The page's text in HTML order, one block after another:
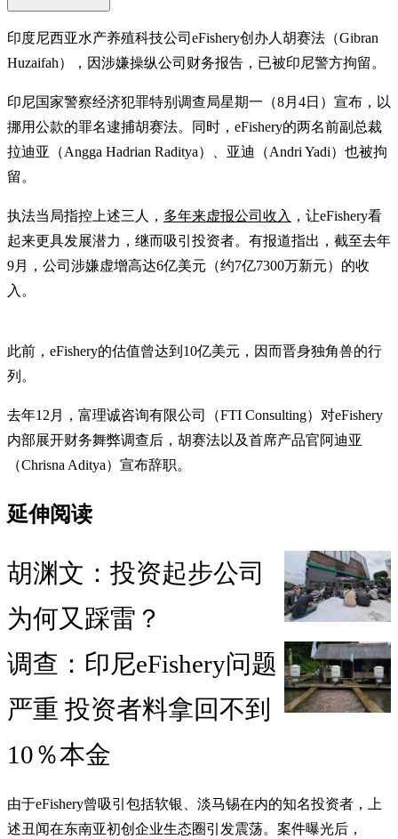
印度尼西亚水产养殖科技公司eFishery创办人胡赛法（Gibran
Huzaifah），因涉嫌操纵公司财务报告，已被印尼警方拘留。
印尼国家警察经济犯罪特别调查局星期一（8月4日）宣布，以
挪用公款的罪名逮捕胡赛法。同时，eFishery的两名前副总裁
拉迪亚（Angga Hadrian Raditya）、亚迪（Andri Yadi）也被拘
留。
执法当局指控上述三人， 多年来虚报公司收入 ，让eFishery看
起来更具发展潜力，继而吸引投资者。有报道指出，截至去年
9月，公司涉嫌虚增高达6亿美元（约7亿7300万新元）的收
入。
此前，eFishery的估值曾达到10亿美元，因而晋身独角兽的行
列。
去年12月，富理诚咨询有限公司（FTI Consulting）对eFishery
内部展开财务舞弊调查后，胡赛法以及首席产品官阿迪亚
（Chrisna Aditya）宣布辞职。
延伸阅读
胡渊文：投资起步公司
为何又踩雷？
调查：印尼eFishery问题
严重 投资者料拿回不到
10％本金
由于eFishery曾吸引包括软银、淡马锡在内的知名投资者，上
述丑闻在东南亚初创企业生态圈引发震荡。案件曝光后，